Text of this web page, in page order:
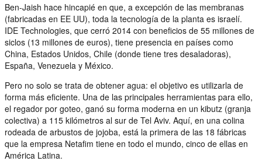
Ben-Jaish hace hincapié en que, a excepción de las membranas
(fabricadas en EE UU), toda la tecnología de la planta es israelí.
IDE Technologies, que cerró 2014 con beneficios de 55 millones de
siclos (13 millones de euros), tiene presencia en países como
China, Estados Unidos, Chile (donde tiene tres desaladoras),
España, Venezuela y México.
Pero no solo se trata de obtener agua: el objetivo es utilizarla de
forma más eficiente. Una de las principales herramientas para ello,
el regador por goteo, ganó su forma moderna en un kibutz (granja
colectiva) a 115 kilómetros al sur de Tel Aviv. Aquí, en una colina
rodeada de arbustos de jojoba, está la primera de las 18 fábricas
que la empresa Netafim tiene en todo el mundo, cinco de ellas en
América Latina.